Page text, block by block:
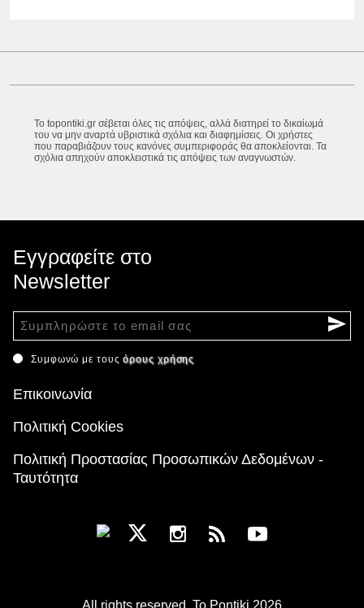
Το topontiki.gr σέβεται όλες τις απόψεις, αλλά διατηρεί το δικαίωμά
του να μην αναρτά υβριστικά σχόλια και διαφημίσεις. Οι χρήστες
που παραβιάζουν τους κανόνες συμπεριφοράς θα αποκλείονται. Τα
σχόλια απηχούν αποκλειστικά τις απόψεις των αναγνωστών.
Εγγραφείτε στο
Newsletter
Συμφωνώ με τουςόρους χρήσης
Επικοινωνία
Πολιτική Cookies
Πολιτική Προστασίας Προσωπικών Δεδομένων -
Ταυτότητα